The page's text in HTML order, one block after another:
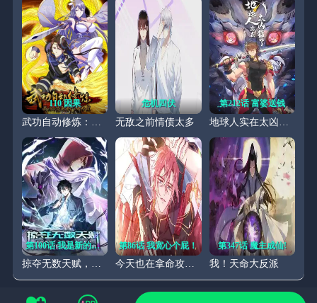
110 因果 危机四伏
无敌之前情债太多
第212话 富婆送钱
第100话 我是新的王！
掠夺无数天赋，我在全民时代封神
第86话 我宽心个屁！
今天也在拿命攻略反派呢
第347话 魔主成仙!
我！天命大反派